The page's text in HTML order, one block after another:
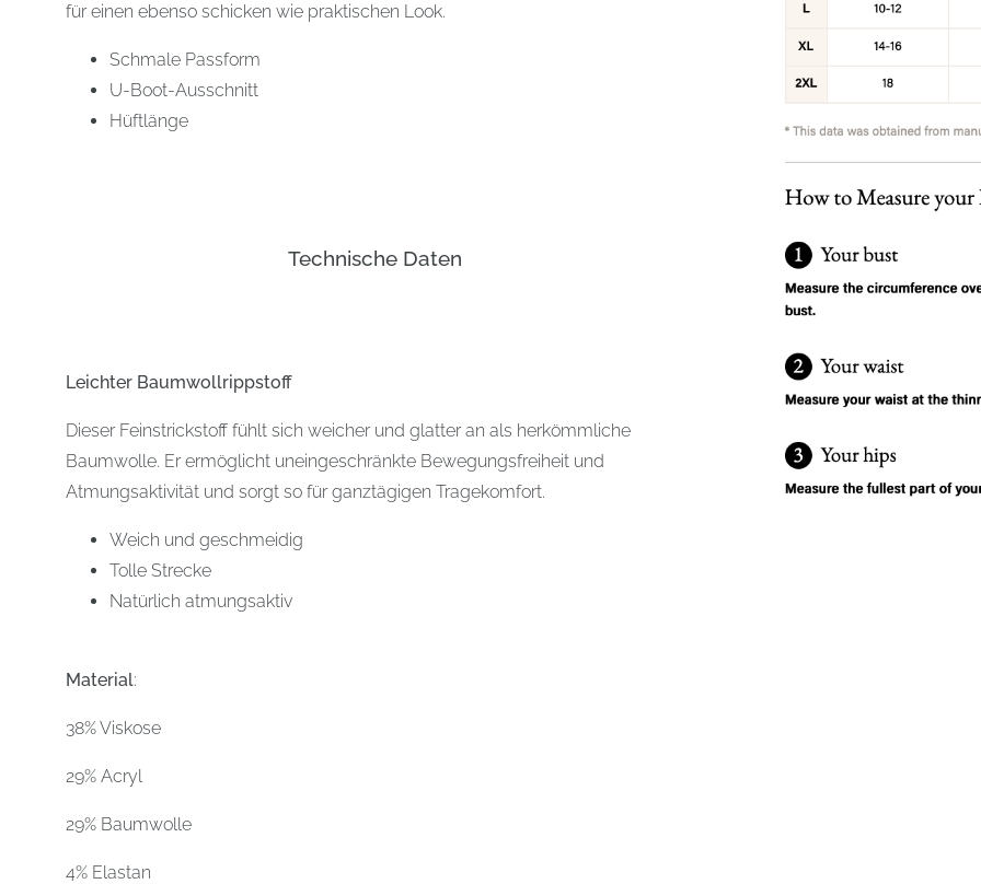
für einen ebenso schicken wie praktischen Look.
Schmale Passform
U-Boot-Ausschnitt
Hüftlänge
Technische Daten
Leichter Baumwollrippstoff
Dieser Feinstrickstoff fühlt sich weicher und glatter an als herkömmliche
Baumwolle. Er ermöglicht uneingeschränkte Bewegungsfreiheit und
Atmungsaktivität und sorgt so für ganztägigen Tragekomfort.
Weich und geschmeidig
Tolle Strecke
Natürlich atmungsaktiv
Material:
38% Viskose
29% Acryl
29% Baumwolle
4% Elastan